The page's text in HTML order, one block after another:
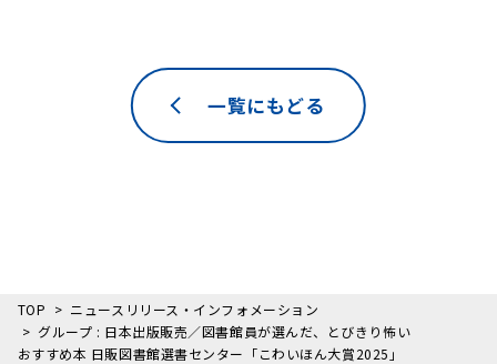
一覧にもどる
TOP
ニュースリリース・インフォメーション
グループ : 日本出版販売／図書館員が選んだ、とびきり怖い
おすすめ本 日販図書館選書センター「こわいほん大賞2025」